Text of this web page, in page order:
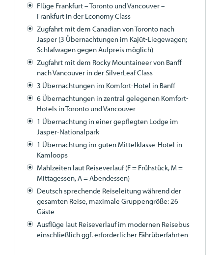
Flüge Frankfurt – Toronto und Vancouver –
Frankfurt in der Economy Class
Zugfahrt mit dem Canadian von Toronto nach
Jasper (3 Übernachtungen im Kajüt-Liegewagen;
Schlafwagen gegen Aufpreis möglich)
Zugfahrt mit dem Rocky Mountaineer von Banff
nach Vancouver in der SilverLeaf Class
3 Übernachtungen im Komfort-Hotel in Banff
6 Übernachtungen in zentral gelegenen Komfort-
Hotels in Toronto und Vancouver
1 Übernachtung in einer gepflegten Lodge im
Jasper-Nationalpark
1 Übernachtung im guten Mittelklasse-Hotel in
Kamloops
Mahlzeiten laut Reiseverlauf (F = Frühstück, M =
Mittagessen, A = Abendessen)
Deutsch sprechende Reiseleitung während der
gesamten Reise, maximale Gruppengröße: 26
Gäste
Ausflüge laut Reiseverlauf im modernen Reisebus
einschließlich ggf. erforderlicher Fährüberfahrten